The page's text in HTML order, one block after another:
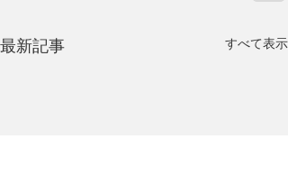
最新記事 すべて表示